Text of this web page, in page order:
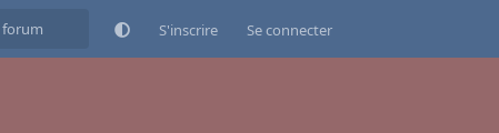
S'inscrire Se connecter